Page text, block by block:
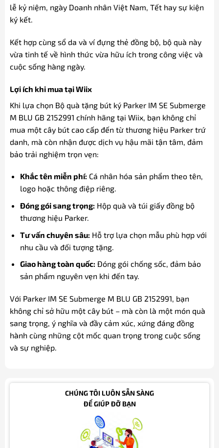
lễ kỷ niệm, ngày Doanh nhân Việt Nam, Tết hay sự kiện
ký kết.
Kết hợp cùng sổ da và ví đựng thẻ đồng bộ, bộ quà này
vừa tinh tế về hình thức vừa hữu ích trong công việc và
cuộc sống hàng ngày.
Lợi ích khi mua tại Wiix
Khi lựa chọn Bộ quà tặng bút ký Parker IM SE Submerge
M BLU GB 2152991 chính hãng tại Wiix, bạn không chỉ
mua một cây bút cao cấp đến từ thương hiệu Parker trứ
danh, mà còn nhận được dịch vụ hậu mãi tận tâm, đảm
bảo trải nghiệm trọn vẹn:
Khắc tên miễn phí: Cá nhân hóa sản phẩm theo tên,
logo hoặc thông điệp riêng.
Đóng gói sang trọng: Hộp quà và túi giấy đồng bộ
thương hiệu Parker.
Tư vấn chuyên sâu: Hỗ trợ lựa chọn mẫu phù hợp với
nhu cầu và đối tượng tặng.
Giao hàng toàn quốc: Đóng gói chống sốc, đảm bảo
sản phẩm nguyên vẹn khi đến tay.
Với Parker IM SE Submerge M BLU GB 2152991, bạn
không chỉ sở hữu một cây bút – mà còn là một món quà
sang trọng, ý nghĩa và đầy cảm xúc, xứng đáng đồng
hành cùng những cột mốc quan trọng trong cuộc sống
và sự nghiệp.
CHÚNG TÔI LUÔN SẴN SÀNG
ĐỂ GIÚP ĐỠ BẠN